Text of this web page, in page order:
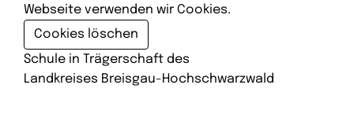
Webseite verwenden wir Cookies.
Cookies löschen
Schule in Trägerschaft des
Landkreises Breisgau-Hochschwarzwald